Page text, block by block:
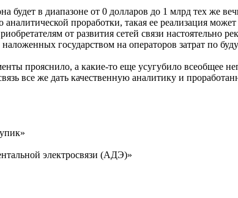
в диапазоне от 0 долларов до 1 млрд тех же
проработки, такая ее реализация
от развития сетей связи настоятельно
государством на операторов затрат по
прояснило, а какие-то еще усугубило всеобщее
все же дать качественную аналитику и
электросвязи (АДЭ)»